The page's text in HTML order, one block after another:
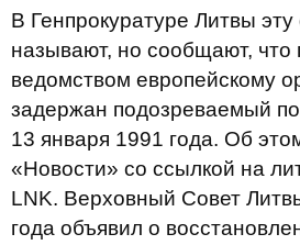
В Генпрокуратуре Литвы
называют, но сообщают,
ведомством европейскому
задержан подозреваемый
13 января 1991 года. Об
«Новости» со ссылкой на
LNK. Верховный Совет
года объявил о